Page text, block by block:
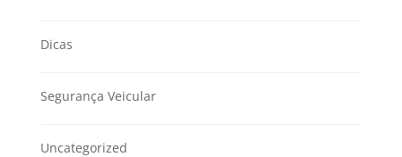
Dicas
Segurança Veicular
Uncategorized